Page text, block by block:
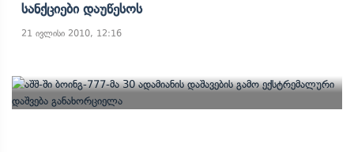
Სანქციები Დაუწესოს
21 ივლისი 2010, 12:16